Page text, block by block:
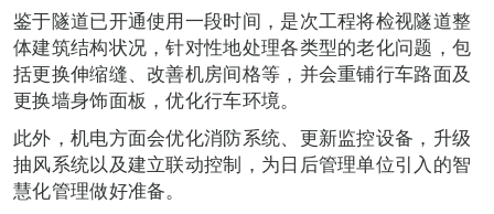
鉴于隧道已开通使用一段时间，是次工程将检视隧道整
体建筑结构状况，针对性地处理各类型的老化问题，包
括更换伸缩缝、改善机房间格等，并会重铺行车路面及
更换墙身饰面板，优化行车环境。
此外，机电方面会优化消防系统、更新监控设备，升级
抽风系统以及建立联动控制，为日后管理单位引入的智
慧化管理做好准备。